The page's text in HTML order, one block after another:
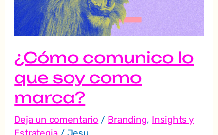
¿Cómo comunico lo
que soy como
marca?
Deja un comentario / Branding, Insights y
Estrategia /Jesu
soy
como
marca?